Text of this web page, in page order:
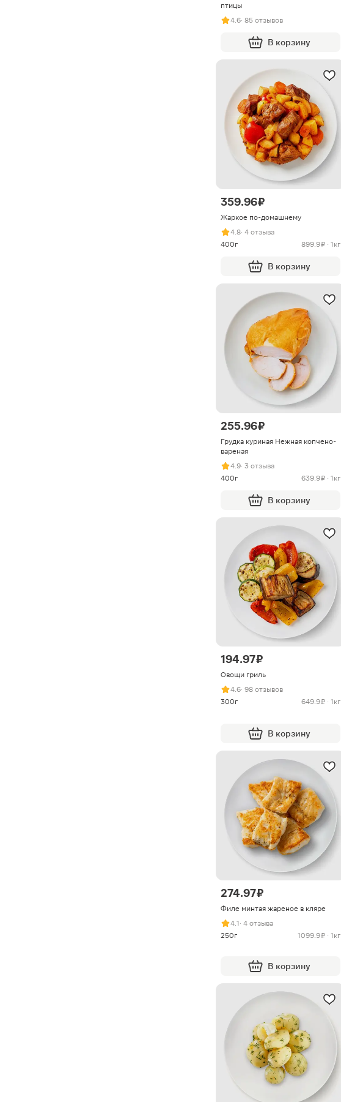
птицы
4.6· 85 отзывов
В корзину
359.96 ₽
Жаркое по-домашнему
4.8· 4 отзыва
400г
899.9 ₽ · 1кг
В корзину
255.96 ₽
Грудка куриная Нежная копчено-
вареная
4.9· 3 отзыва
400г
639.9 ₽ · 1кг
В корзину
194.97 ₽
Овощи гриль
4.6· 98 отзывов
300г
649.9 ₽ · 1кг
В корзину
274.97 ₽
Филе минтая жареное в кляре
4.1· 4 отзыва
250г
1099.9 ₽ · 1кг
В корзину